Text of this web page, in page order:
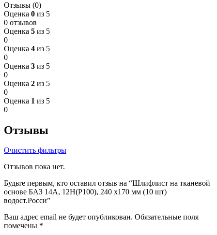
Отзывы (0)
Оценка 0 из 5
0 отзывов
Оценка 5 из 5
0
Оценка 4 из 5
0
Оценка 3 из 5
0
Оценка 2 из 5
0
Оценка 1 из 5
0
Отзывы
Очистить фильтры
Отзывов пока нет.
Будьте первым, кто оставил отзыв на “Шлифлист на тканевой
основе БАЗ 14А, 12Н(P100), 240 х170 мм (10 шт)
водост.Росси”
Ваш адрес email не будет опубликован. Обязательные поля
помечены *